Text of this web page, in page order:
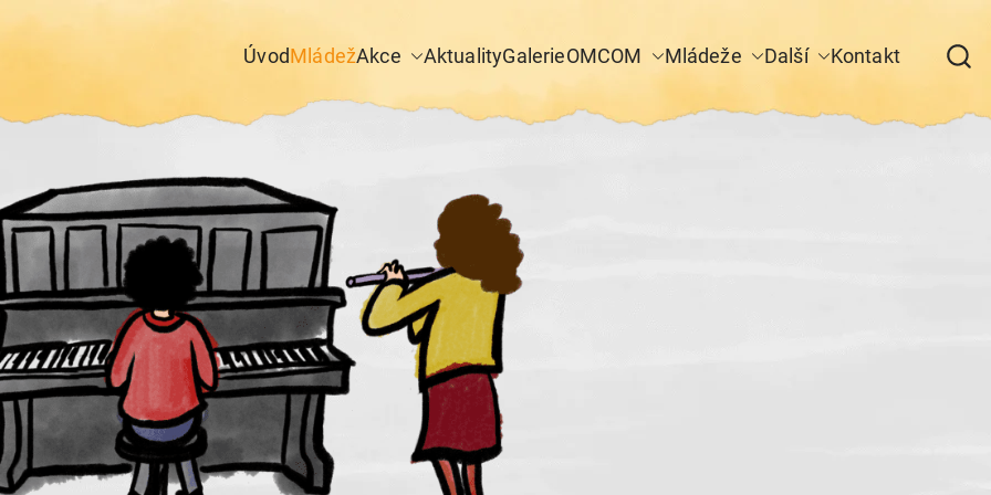
ÚvodMládežAkce AktualityGalerieOMCOM Mládeže Další Kontakt